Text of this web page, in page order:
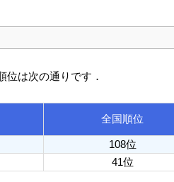
は次の通りです．
全国順位
108位
41位